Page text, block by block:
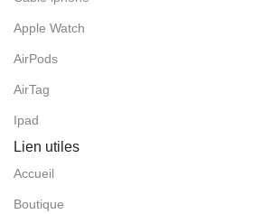
Apple Watch
AirPods
AirTag
Ipad
Lien utiles
Accueil
Boutique